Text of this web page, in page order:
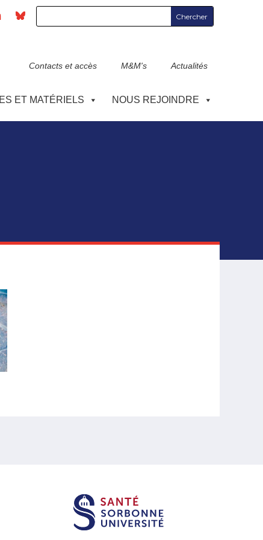
Contacts et accès M&M's Actualités
ET MATÉRIELS NOUS REJOINDRE